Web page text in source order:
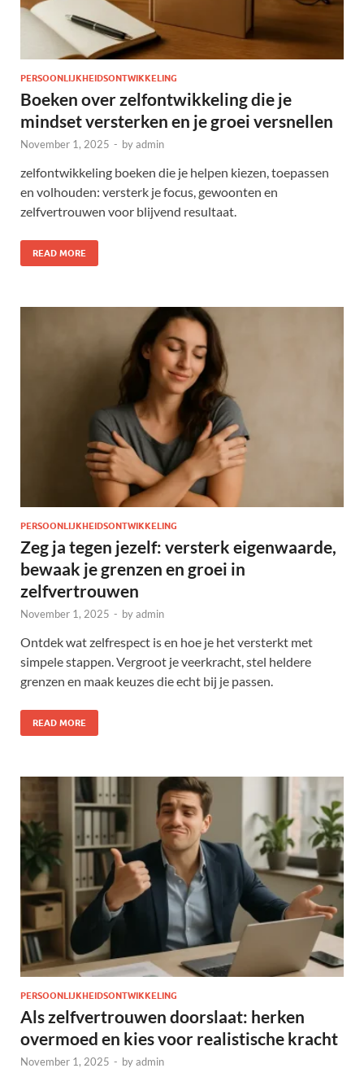
PERSOONLIJKHEIDSONTWIKKELING
Boeken over zelfontwikkeling die je
mindset versterken en je groei versnellen
November 1, 2025 - byadmin
zelfontwikkeling boeken die je helpen kiezen, toepassen
en volhouden: versterk je focus, gewoonten en
zelfvertrouwen voor blijvend resultaat.
READ MORE
PERSOONLIJKHEIDSONTWIKKELING
Zeg ja tegen jezelf: versterk eigenwaarde,
bewaak je grenzen en groei in
zelfvertrouwen
November 1, 2025 - byadmin
Ontdek wat zelfrespect is en hoe je het versterkt met
simpele stappen. Vergroot je veerkracht, stel heldere
grenzen en maak keuzes die echt bij je passen.
READ MORE
PERSOONLIJKHEIDSONTWIKKELING
Als zelfvertrouwen doorslaat: herken
overmoed en kies voor realistische kracht
November 1, 2025 - byadmin